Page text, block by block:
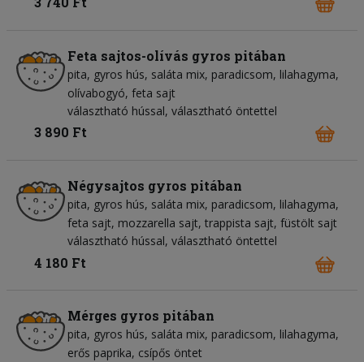
Feta sajtos-olívás gyros pitában
pita gyros hús saláta mix paradicsom lilahagyma
olívabogyó feta sajt
választható hússal, választható öntettel
3 890 Ft
Négysajtos gyros pitában
pita gyros hús saláta mix paradicsom lilahagyma
feta sajt mozzarella sajt trappista sajt füstölt sajt
választható hússal, választható öntettel
4 180 Ft
Mérges gyros pitában
pita gyros hús saláta mix paradicsom lilahagyma
erős paprika csípős öntet